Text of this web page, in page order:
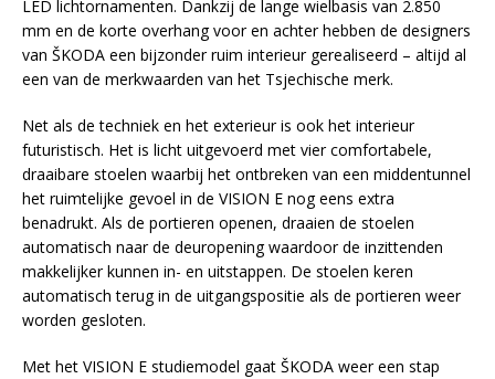
LED lichtornamenten. Dankzij de lange wielbasis van 2.850
mm en de korte overhang voor en achter hebben de designers
van ŠKODA een bijzonder ruim interieur gerealiseerd – altijd al
een van de merkwaarden van het Tsjechische merk.
Net als de techniek en het exterieur is ook het interieur
futuristisch. Het is licht uitgevoerd met vier comfortabele,
draaibare stoelen waarbij het ontbreken van een middentunnel
het ruimtelijke gevoel in de VISION E nog eens extra
benadrukt. Als de portieren openen, draaien de stoelen
automatisch naar de deuropening waardoor de inzittenden
makkelijker kunnen in- en uitstappen. De stoelen keren
automatisch terug in de uitgangspositie als de portieren weer
worden gesloten.
Met het VISION E studiemodel gaat ŠKODA weer een stap